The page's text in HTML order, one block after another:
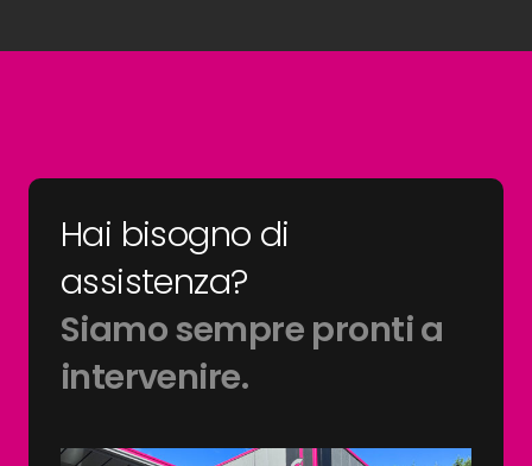
Hai bisogno di
assistenza?
Siamo sempre pronti a
intervenire.